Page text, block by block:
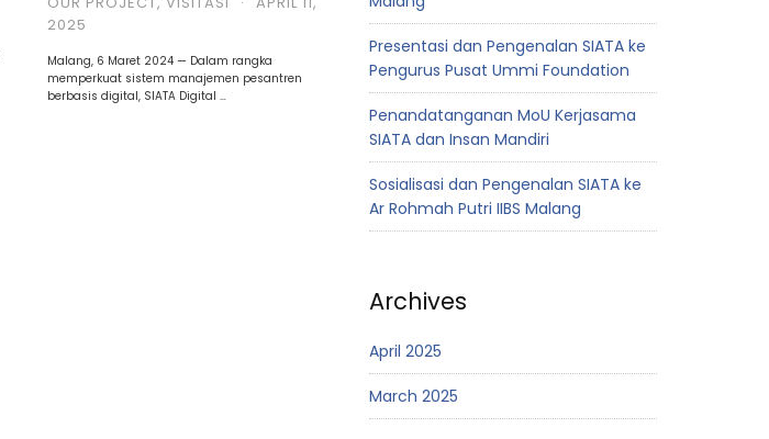
2025
Malang, 6 Maret 2024 — Dalam rangka
memperkuat sistem manajemen pesantren
berbasis digital, SIATA Digital …
Presentasi dan Pengenalan SIATA ke
Pengurus Pusat Ummi Foundation
Penandatanganan MoU Kerjasama
SIATA dan Insan Mandiri
Sosialisasi dan Pengenalan SIATA ke
Ar Rohmah Putri IIBS Malang
Archives
April 2025
March 2025